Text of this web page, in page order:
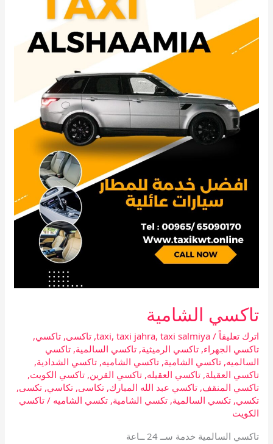
تاكسي الشامية
اترك تعليقاً /
taxi, taxi jahra, taxi salmiya
,تاكسى,تاكسي,
تاكسي الجهراء,تاكسي الرميثية,تاكسي السالمية,تاكسي
السالميه,تاكسي الشامية,تاكسي الشاميه,تاكسي الشدادية,
تاكسي العقيلة,تاكسي العقيله,تاكسي القرين,تاكسي الكويت,
تاكسي المنقف,تاكسي عبد الله المبارك,تكاسى,تكاسي,تكسى,
تكسي,تكسي السالمية,تكسي الشامية,تكسي الشاميه /تاكسي
الكويت
تاكسي السالمية خدمة ســ 24 ــاعة